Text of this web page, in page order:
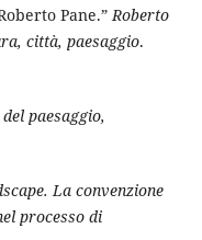
Pane.”Roberto
città, paesaggio.
paesaggio,
La convenzione
processo di